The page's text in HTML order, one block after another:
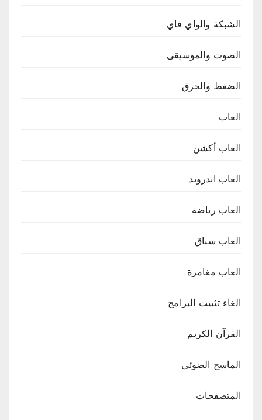
الشبكة والواي فاي
الصوت والموسيقى
الضغط والحرق
العاب
العاب أكشن
العاب اندرويد
العاب رياضة
العاب سباق
العاب مغامرة
الغاء تثبيت البرامج
القرآن الكريم
الماسح الضوئي
المتصفحات